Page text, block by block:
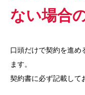
ない場合
口頭だけで契約を進め
ます。
契約書に必ず記載して